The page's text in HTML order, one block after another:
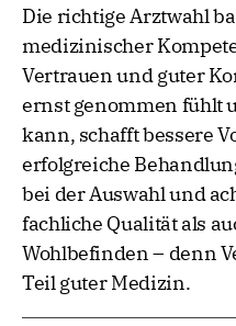
Die richtige Arztwahl
medizinischer
Vertrauen und guter
ernst genommen fühlt
kann, schafft bessere
erfolgreiche
bei der Auswahl und
fachliche Qualität als
Wohlbefinden – denn
Teil guter Medizin.